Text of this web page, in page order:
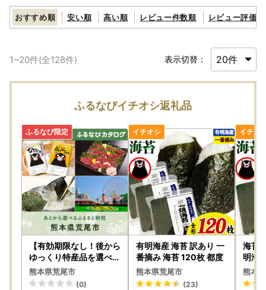
8/11(火)および8/14(金)～8/16(日)のお盆期間につきまして
は、お電話およびメールでの納税・返礼品に関するお問い合
わせ対応はお休みとさせていただきます。
お盆期間にいただきましたお問い合わせにつきましては、8/
17(月)以降にて順次ご対応させていただきます。
【ご寄附受付は365日24時間承り中!】
おすすめ順 安い順 高い順 レビュー件数順 レビュー評価順
1~20件(全128件) 表示切替：
ふるなびイチオシ返礼品
【有効期限なし！後から
ゆっくり特産品を選べる
】熊本県荒尾市カタログ
ポイント
熊本県荒尾市
(0)
有明海産 海苔 訳あり 一
番摘み 海苔 120枚 都度
熊本県荒尾市
(23)
海苔
明海
り×1
熊本